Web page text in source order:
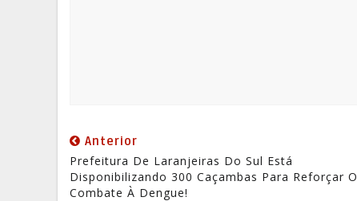
Anterior
Prefeitura De Laranjeiras Do Sul Está
Disponibilizando 300 Caçambas Para Reforçar O
Combate À Dengue!